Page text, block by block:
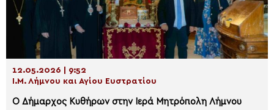
12.05.2026 | 9:52
Ι.Μ. Λήμνου και Αγίου Ευστρατίου
Ο Δήμαρχος Κυθήρων στην Ιερά Μητρόπολη Λήμνου